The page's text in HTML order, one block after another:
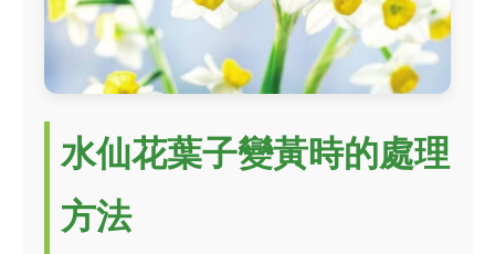
水仙花葉子變黃時的處理
方法